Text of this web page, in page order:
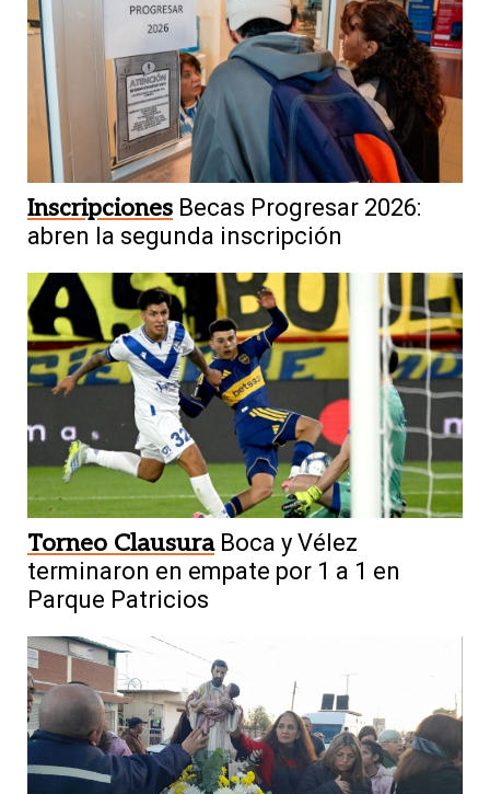
Inscripciones Becas Progresar 2026:
abren la segunda inscripción
Torneo Clausura Boca y Vélez
terminaron en empate por 1 a 1 en
Parque Patricios